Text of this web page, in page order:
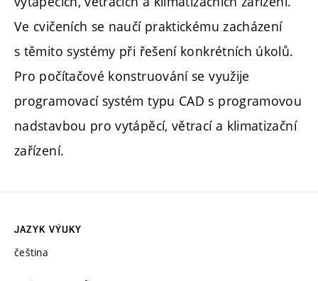
Ve cvičeních se naučí praktickému zacházení
s těmito systémy při řešení konkrétních úkolů.
Pro počítačové konstruování se využije
programovací systém typu CAD s programovou
nadstavbou pro vytápěcí, větrací a klimatizační
zařízení.
JAZYK VÝUKY
čeština